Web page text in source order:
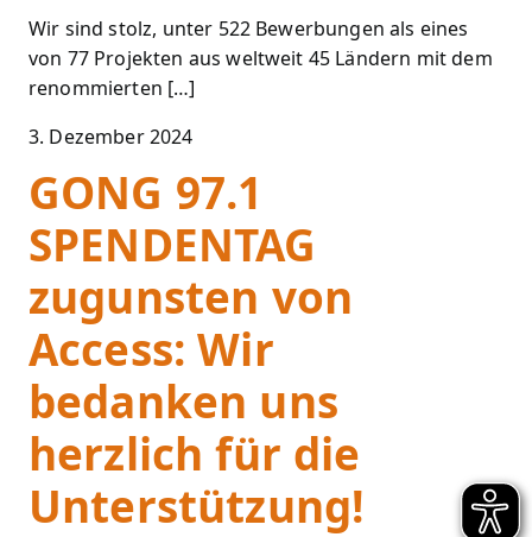
Wir sind stolz, unter 522 Bewerbungen als eines
von 77 Projekten aus weltweit 45 Ländern mit dem
renommierten […]
3. Dezember 2024
GONG 97.1
SPENDENTAG
zugunsten von
Access: Wir
bedanken uns
herzlich für die
Unterstützung!